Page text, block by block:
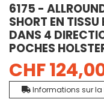
6175 -
SHORT EN TISSU
DANS 4
POCHES
CHF
Informations sur la